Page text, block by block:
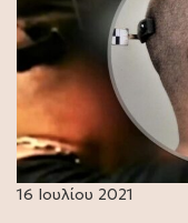
16 Ιουλίου 2021